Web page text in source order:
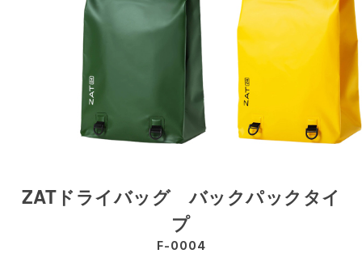
ZATドライバッグ バックパックタイ
プ
F-0004